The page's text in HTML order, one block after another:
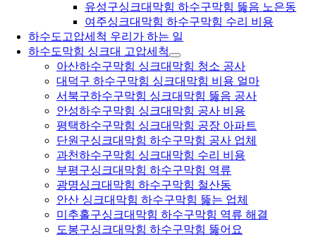
유성구싱크대막힘 하수구막힘 뚫음 노은동
여주싱크대막힘 하수구막힘 수리 비용
하수도고압세척 우리가 하는 일
하수도막힘 싱크대 고압세척
아산하수구막힘 싱크대막힘 청소 공사
대덕구 하수구막힘 싱크대막힘 비용 얼마
서북구하수구막힘 싱크대막힘 뚫음 공사
안성하수구막힘 싱크대막힘 공사 비용
평택하수구막힘 싱크대막힘 공장 아파트
단원구싱크대막힘 하수구막힘 공사 업체
과천하수구막힘 싱크대막힘 수리 비용
부평구싱크대막힘 하수구막힘 역류
광명싱크대막힘 하수구막힘 철산동
안산 싱크대막힘 하수구막힘 뚫는 업체
미추홀구싱크대막힘 하수구막힘 역류 해결
도봉구싱크대막힘 하수구막힘 뚫어요